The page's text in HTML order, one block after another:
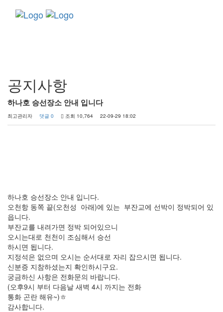
공지사항
하나호 승선장소 안내 입니다
최고관리자 댓글 0 조회 10,764 22-09-29 18:02
하나호 승선장소 안내 입니다.
오천항 동쪽 끝(오천성 아래)에 있는 부잔교에 선박이 정박되어 있
읍니다.
부잔교를 내려가면 정박 되어있으니
오시는대로 천천이 조심해서 승선
하시면 됩니다.
지정석은 없으며 오시는 순서대로 자리 잡으시면 됩니다.
신분증 지참하셨는지 확인하시구요.
궁금하신 사항은 전화문의 바랍니다.
(오후9시 부터 다음날 새벽 4시 까지는 전화
통화 곤란 해유~)ㅎ
감사합니다.